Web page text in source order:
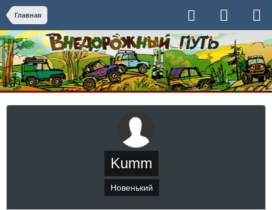
Главная
Kumm
Новенький